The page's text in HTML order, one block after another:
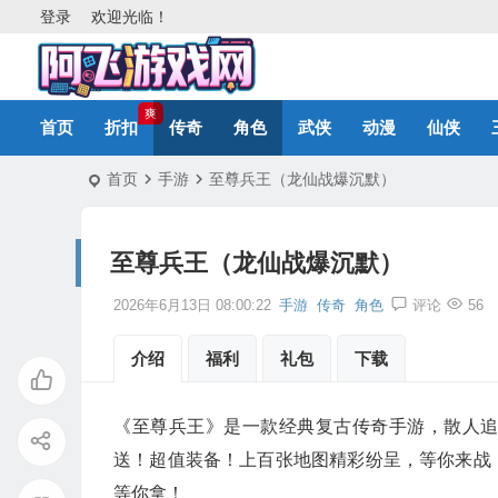
欢迎光临！
登录
首页 折扣
爽
传奇 角色 武侠 动漫 仙侠
首页 手游 至尊兵王（龙仙战爆沉默）
至尊兵王（龙仙战爆沉默）
2026年6月13日 08:00:22 手游 传奇 角色 评论 56
介绍 福利 礼包 下载
《至尊兵王》是一款经典复古传奇手游，散人
送！超值装备！上百张地图精彩纷呈，等你来
等你拿！